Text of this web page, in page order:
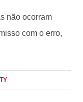
não ocorram
com o erro,